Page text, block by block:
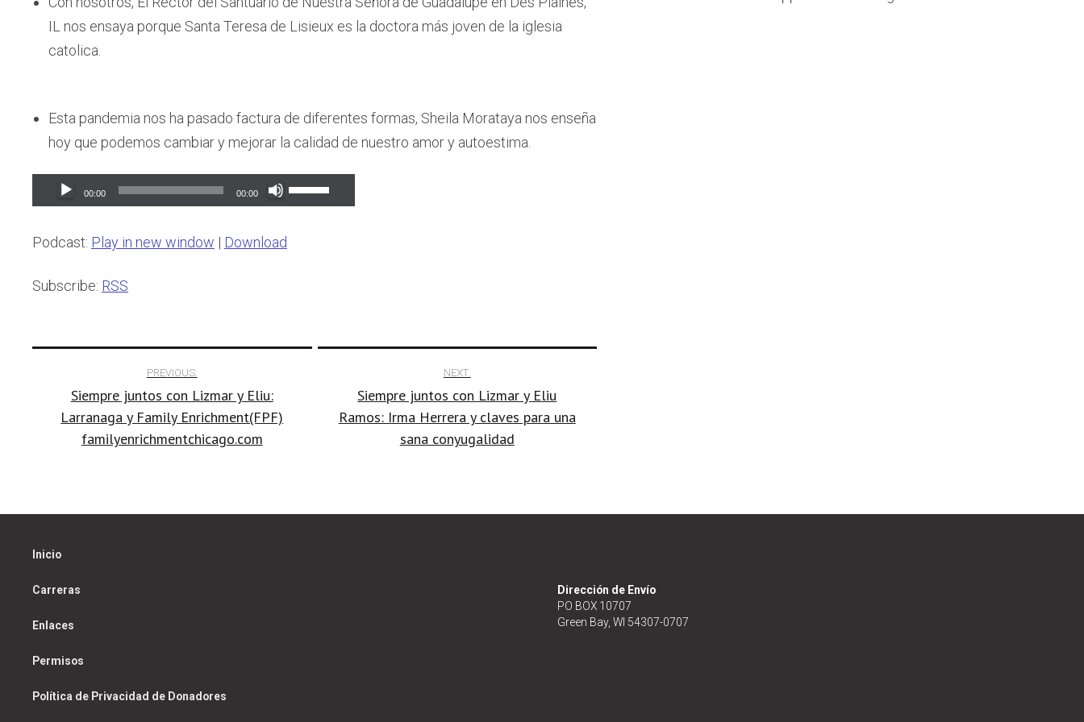
IL nos ensaya porque Santa Teresa de Lisieux es la doctora más joven de la iglesia
catolica.
Esta pandemia nos ha pasado factura de diferentes formas, Sheila Morataya nos enseña
hoy que podemos cambiar y mejorar la calidad de nuestro amor y autoestima.
Audio
Player
00:00 00:00
Use
Up/Down
Podcast: Play in new window | Download
Subscribe: RSS
navigation
PREVIOUS:
Siempre juntos con Lizmar y Eliu:
Larranaga y Family Enrichment(FPF)
familyenrichmentchicago.com
NEXT:
Siempre juntos con Lizmar y Eliu
Ramos: Irma Herrera y claves para una
sana conyugalidad
Inicio
Carreras
Enlaces
Permisos
Política de Privacidad de Donadores
Dirección de Envío
PO BOX 10707
Green Bay, WI 54307-0707